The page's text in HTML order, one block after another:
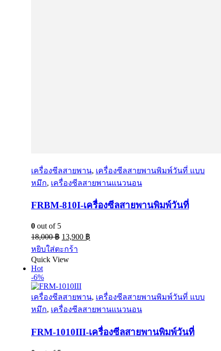
เครื่องซีลสายพาน, เครื่องซีลสายพานพิมพ์วันที่ แบบ
หมึก, เครื่องซีลสายพานแนวนอน
FRBM-810I-เครื่องซีลสายพานพิมพ์วันที่
0 out of 5
18,000฿ 13,900 ฿
หยิบใส่ตะกร้า
Quick View
Hot
-6%
เครื่องซีลสายพาน, เครื่องซีลสายพานพิมพ์วันที่ แบบ
หมึก, เครื่องซีลสายพานแนวนอน
FRM-1010III-เครื่องซีลสายพานพิมพ์วันที่